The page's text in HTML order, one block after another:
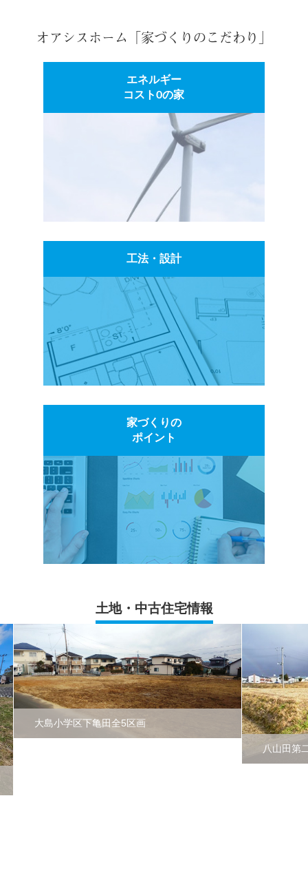
オアシスホーム「家づくりのこだわり」
エネルギー
コスト0の家
工法・設計
家づくりの
ポイント
土地・中古住宅情報
大島小学区下亀田全5区画
八山田第